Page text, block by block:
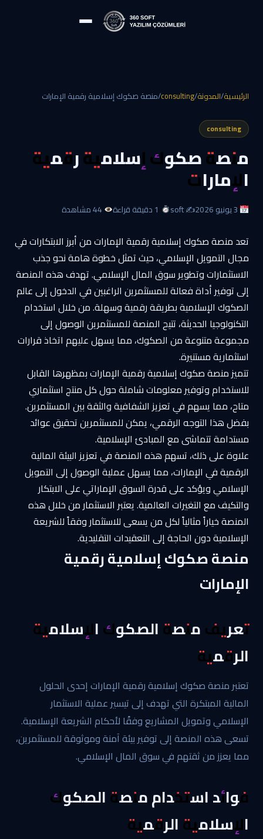
الرئيسية/المدونة/
consulting
/منصة صكوك إسلامية رقمية الإمارات
consulting
منصة صكوك إسلامية رقمية
الإمارات
3 يونيو 2026 ✍️ soft
تعد منصة صكوك إسلامية رقمية الإمارات من أبرز الابتكارات في
مجال التمويل الإسلامي، حيث تمثل خطوة هامة نحو جذب
الاستثمارات وتطوير سوق المال الإسلامي. تهدف هذه المنصة
إلى توفير أداة فعالة للمستثمرين الراغبين في الدخول إلى عالم
الصكوك الإسلامية بطريقة رقمية وسهلة. من خلال استخدام
التكنولوجيا الحديثة، تتيح المنصة للمستثمرين الوصول إلى
مجموعة متنوعة من الصكوك، مما يسهل عليهم اتخاذ قرارات
استثمارية مستنيرة.
تتميز منصة صكوك إسلامية رقمية الإمارات بمظهرها القابل
للاستخدام وتوفير معلومات شاملة حول كل منتج استثماري
متاح، مما يسهم في تعزيز الشفافية والثقة بين المستثمرين.
بفضل هذا التوجه الرقمي، يمكن للمستثمرين تحقيق عوائد
مستدامة تتماشى مع المبادئ الإسلامية.
علاوة على ذلك، تسهم هذه المنصة في تعزيز البيئة المالية
الرقمية في الإمارات، مما يسهل عملية الوصول إلى التمويل
الإسلامي ويؤكد على قدرة السوق الإماراتي على الابتكار
والتكيف مع التغيرات العالمية. يعتبر الاستثمار من خلال هذه
المنصة خياراً مثالياً لكل من يسعى للاستثمار وفقاً للشريعة
الإسلامية دون الحاجة إلى التعقيدات التقليدية.
منصة صكوك إسلامية رقمية
الإمارات
تعريف منصة الصكوك الإسلامية
الرقمية
تعتبر منصة صكوك إسلامية رقمية الإمارات إحدى الحلول
المالية المبتكرة التي تهدف إلى تيسير عملية الاستثمار
الإسلامي وتمويل المشاريع وفقًا لأحكام الشريعة الإسلامية.
تسعى هذه المنصة إلى توفير بيئة آمنة وموثوقة للمستثمرين،
مما يعزز من ثقتهم في سوق المال الإسلامي.
فوائد استخدام منصة الصكوك
الإسلامية الرقمية